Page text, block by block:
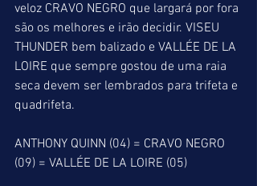
veloz CRAVO NEGRO que largará por fora
são os melhores e irão decidir. VISEU
THUNDER bem balizado e VALLÉE DE LA
LOIRE que sempre gostou de uma raia
seca devem ser lembrados para trifeta e
quadrifeta.
ANTHONY QUINN (04) = CRAVO NEGRO
(09) = VALLÉE DE LA LOIRE (05)